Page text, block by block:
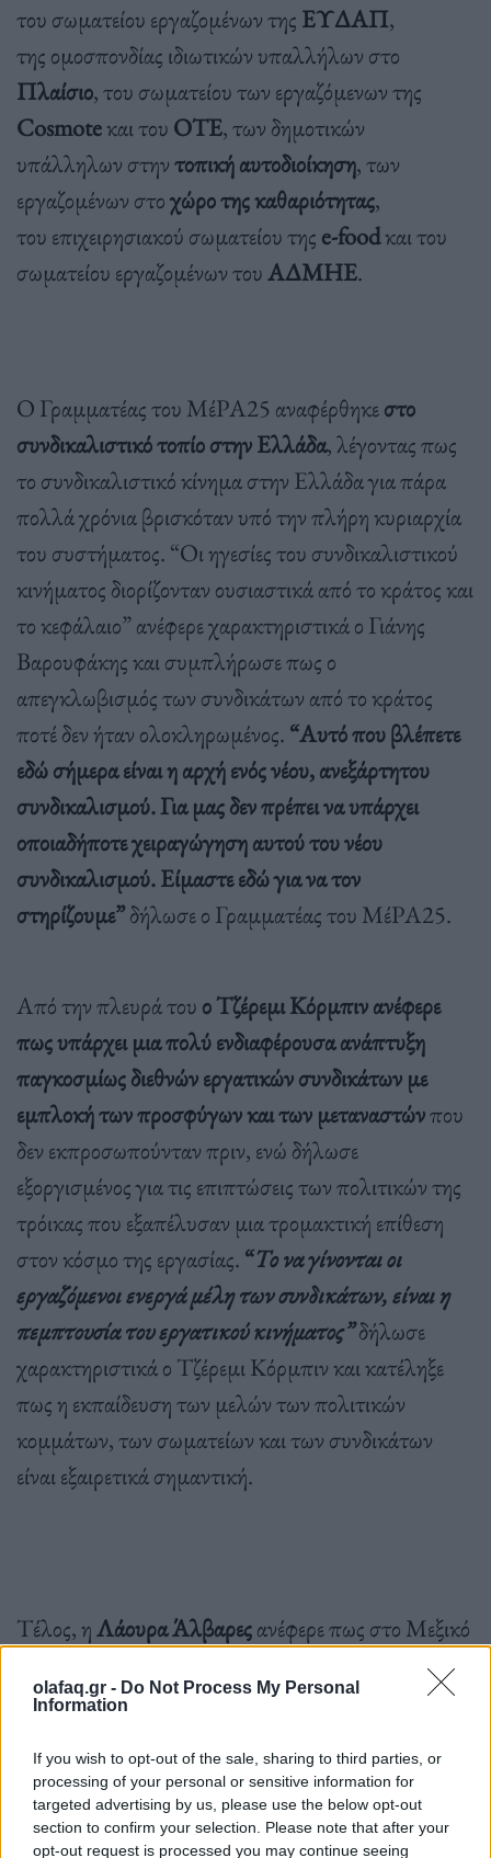
olafaq.gr - Do Not Process My Personal
Information
If you wish to opt-out of the sale, sharing to third parties, or
processing of your personal or sensitive information for
targeted advertising by us, please use the below opt-out
section to confirm your selection. Please note that after your
opt-out request is processed you may continue seeing
του σωματείου εργαζομένων της ΕΥΔΑΠ,
της ομοσπονδίας ιδιωτικών υπαλλήλων στο
Πλαίσιο, του σωματείου των εργαζόμενων της
Cosmoteκαι του ΟΤΕ, των δημοτικών
υπάλληλων στηντοπική αυτοδιοίκηση, των
εργαζομένων στοχώρο της καθαριότητας,
του επιχειρησιακού σωματείου της e-foodκαι του
σωματείου εργαζομένων τουΑΔΜΗΕ.
Ο Γραμματέας του ΜέΡΑ25 αναφέρθηκεστο
συνδικαλιστικό τοπίο στην Ελλάδα, λέγοντας πως
το συνδικαλιστικό κίνημα στην Ελλάδα για πάρα
πολλά χρόνια βρισκόταν υπό την πλήρη κυριαρχία
του συστήματος. “Οι ηγεσίες του συνδικαλιστικού
κινήματος διορίζονταν ουσιαστικά από το κράτος και
το κεφάλαιο” ανέφερε χαρακτηριστικά ο Γιάνης
Βαρουφάκης και συμπλήρωσε πως ο
απεγκλωβισμός των συνδικάτων από το κράτος
ποτέ δεν ήταν ολοκληρωμένος. “Αυτό που βλέπετε
εδώ σήμερα είναι η αρχή ενός νέου, ανεξάρτητου
συνδικαλισμού. Για μας δεν πρέπει να υπάρχει
οποιαδήποτε χειραγώγηση αυτού του νέου
συνδικαλισμού. Είμαστε εδώ για να τον
στηρίζουμε”δήλωσε ο Γραμματέας του ΜέΡΑ25.
Από την πλευρά του ο Τζέρεμι Κόρμπιν ανέφερε
πως υπάρχει μια πολύ ενδιαφέρουσα ανάπτυξη
παγκοσμίως διεθνών εργατικών συνδικάτων με
εμπλοκή των προσφύγων και των μεταναστώνπου
δεν εκπροσωπούνταν πριν, ενώ δήλωσε
εξοργισμένος για τις επιπτώσεις των πολιτικών της
τρόικας που εξαπέλυσαν μια τρομακτική επίθεση
στον κόσμο της εργασίας. “Το να γίνονται οι
εργαζόμενοι ενεργά μέλη των συνδικάτων, είναι η
πεμπτουσία του εργατικού κινήματος”δήλωσε
χαρακτηριστικά ο Τζέρεμι Κόρμπιν και κατέληξε
πως η εκπαίδευση των μελών των πολιτικών
κομμάτων, των σωματείων και των συνδικάτων
είναι εξαιρετικά σημαντική.
Τέλος, ηΛάουρα Άλβαρεςανέφερε πως στο Μεξικό
δύσκολα γιατί όλα τα συνδικάτα εκεί έχουν
συμφέροντα των εργαζομένων, αλλά παίζουν
βρώμικα παιχνίδια για τα μεγάλα
συμφέροντα.“Πρέπει να δούμε λοιπόν παγκοσμίως